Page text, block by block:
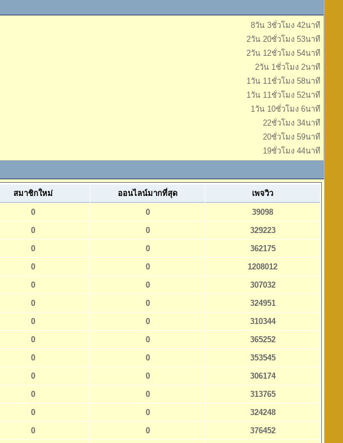
8วัน 3ชั่วโมง 42นาที
2วัน 20ชั่วโมง 53นาที
2วัน 12ชั่วโมง 54นาที
2วัน 1ชั่วโมง 2นาที
1วัน 11ชั่วโมง 58นาที
1วัน 11ชั่วโมง 52นาที
1วัน 10ชั่วโมง 6นาที
22ชั่วโมง 34นาที
20ชั่วโมง 59นาที
19ชั่วโมง 44นาที
สมาชิกใหม่ ออนไลน์มากที่สุด เพจวิว
0 0
39098
0 0
329223
0 0
362175
0 0
1208012
0 0
307032
0 0
324951
0 0
310344
0 0
365252
0 0
353545
0 0
306174
0 0
313765
0 0
324248
0 0
376452